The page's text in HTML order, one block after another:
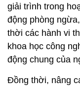
giải trình trong
động phòng
thời các hành vi
khoa học công
động chung của
Đồng thời, nâng